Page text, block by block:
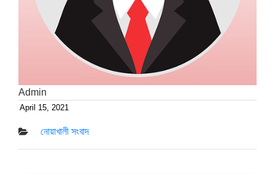
Admin
Posted
on
April 15, 2021
নোয়াখালী সংবাদ